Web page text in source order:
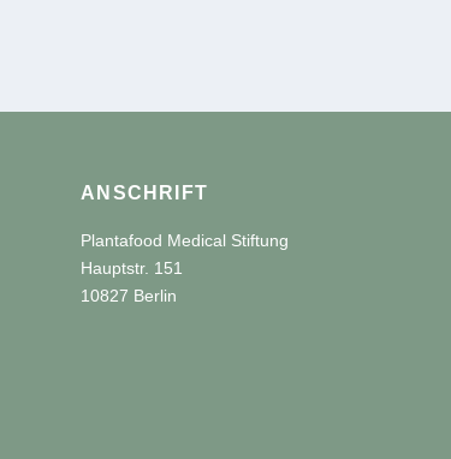
ANSCHRIFT
Plantafood Medical Stiftung
Hauptstr. 151
10827 Berlin